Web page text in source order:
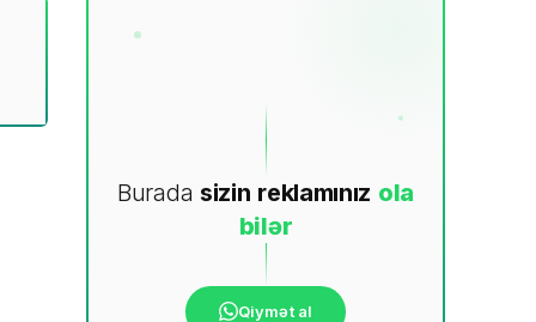
Burada sizin reklamınız ola
bilər
Qiymət al